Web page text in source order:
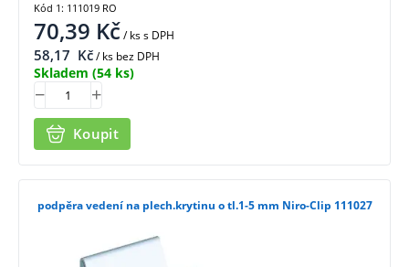
70,39 Kč/ kss DPH
58,17 Kč/ ks bez DPH
Skladem (54 ks)
Koupit
Kód 1: 111019 RO
podpěra vedení na plech.krytinu o tl.1-5 mm Niro-Clip 111027